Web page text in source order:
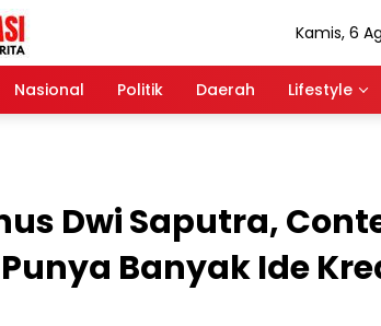
Kamis, 6
Nasional Politik Daerah Lifestyle
Dwi Saputra,
Banyak Ide